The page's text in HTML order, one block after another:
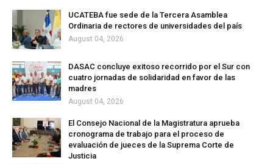
UCATEBA fue sede de la Tercera Asamblea
Ordinaria de rectores de universidades del país
August 04, 2026
DASAC concluye exitoso recorrido por el Sur con
cuatro jornadas de solidaridad en favor de las
madres
August 04, 2026
El Consejo Nacional de la Magistratura aprueba
cronograma de trabajo para el proceso de
evaluación de jueces de la Suprema Corte de
Justicia